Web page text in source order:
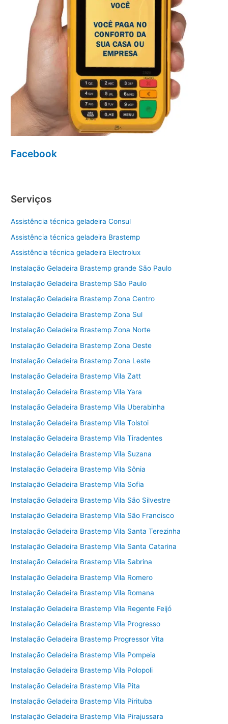
Facebook
Serviços
Assistência técnica geladeira Consul
Assistência técnica geladeira Brastemp
Assistência técnica geladeira Electrolux
Instalação Geladeira Brastemp grande São Paulo
Instalação Geladeira Brastemp São Paulo
Instalação Geladeira Brastemp Zona Centro
Instalação Geladeira Brastemp Zona Sul
Instalação Geladeira Brastemp Zona Norte
Instalação Geladeira Brastemp Zona Oeste
Instalação Geladeira Brastemp Zona Leste
Instalação Geladeira Brastemp Vila Zatt
Instalação Geladeira Brastemp Vila Yara
Instalação Geladeira Brastemp Vila Uberabinha
Instalação Geladeira Brastemp Vila Tolstoi
Instalação Geladeira Brastemp Vila Tiradentes
Instalação Geladeira Brastemp Vila Suzana
Instalação Geladeira Brastemp Vila Sônia
Instalação Geladeira Brastemp Vila Sofia
Instalação Geladeira Brastemp Vila São Silvestre
Instalação Geladeira Brastemp Vila São Francisco
Instalação Geladeira Brastemp Vila Santa Terezinha
Instalação Geladeira Brastemp Vila Santa Catarina
Instalação Geladeira Brastemp Vila Sabrina
Instalação Geladeira Brastemp Vila Romero
Instalação Geladeira Brastemp Vila Romana
Instalação Geladeira Brastemp Vila Regente Feijó
Instalação Geladeira Brastemp Vila Progresso
Instalação Geladeira Brastemp Progressor Vita
Instalação Geladeira Brastemp Vila Pompeia
Instalação Geladeira Brastemp Vila Polopoli
Instalação Geladeira Brastemp Vila Pita
Instalação Geladeira Brastemp Vila Pirituba
Instalação Geladeira Brastemp Vila Pirajussara